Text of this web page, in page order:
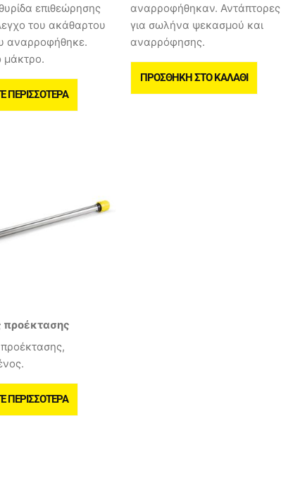
επιθεώρησης
του ακάθαρτου
αναρροφήθηκε.
μάκτρο.
ΠΕΡΙΣΣΌΤΕΡΑ
αναρροφήθηκαν. Αντάπτορες
για σωλήνα ψεκασμού και
αναρρόφησης.
ΠΡΟΣΘΉΚΗ ΣΤΟ ΚΑΛΆΘΙ
ΠΕΡΙΣΣΌΤΕΡΑ